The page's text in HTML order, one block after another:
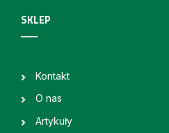
SKLEP
Kontakt
O nas
Artykuły